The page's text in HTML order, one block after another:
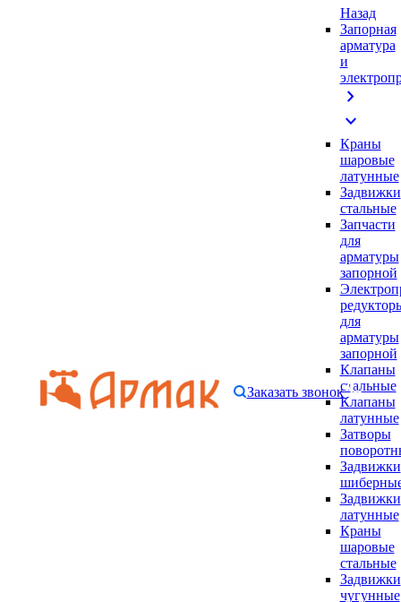
Назад
Запорная
арматура
и
chevron_right
expand_more
Краны
шаровые
латунные
Задвижки
стальные
Запчасти
для
арматуры
запорной
для
арматуры
запорной
Клапаны
стальные
Клапаны
латунные
Затворы
Задвижки
Задвижки
латунные
Краны
шаровые
стальные
Задвижки
чугунные
Заказать звонок